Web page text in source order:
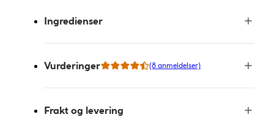
Ingredienser
Vurderinger (8 anmeldelser)
Frakt og levering